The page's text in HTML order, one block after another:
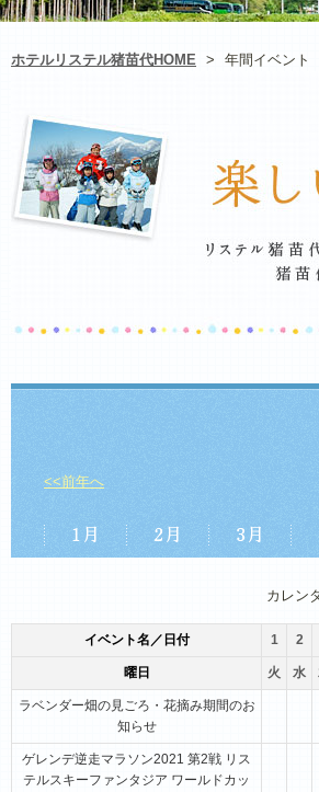
ホテルリステル猪苗代HOME > 年間イベント
<<前年へ
カレン
イベント名／日付 1 2
曜日 火 水
ラベンダー畑の見ごろ・花摘み期間のお
知らせ
ゲレンデ逆走マラソン2021 第2戦 リス
テルスキーファンタジア ワールドカッ